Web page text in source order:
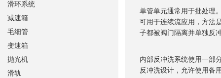
单管单元通常用于批处理
可用于连续流应用，方法
子都被阀门隔离并单独反
内部反冲洗系统使用一部
反冲洗设计，允许使用备
滑环系统
减速箱
毛细管
变速箱
抛光机
滑轨